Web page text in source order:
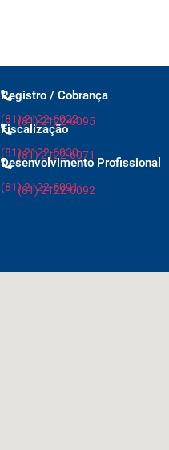
Registro / Cobrança
(81) 2122-6022
(81) 2122-6095
Fiscalização
(81) 2122-6030
(81) 2122-6071
Desenvolvimento Profissional
(81) 2122-6091
(81) 2122-6092